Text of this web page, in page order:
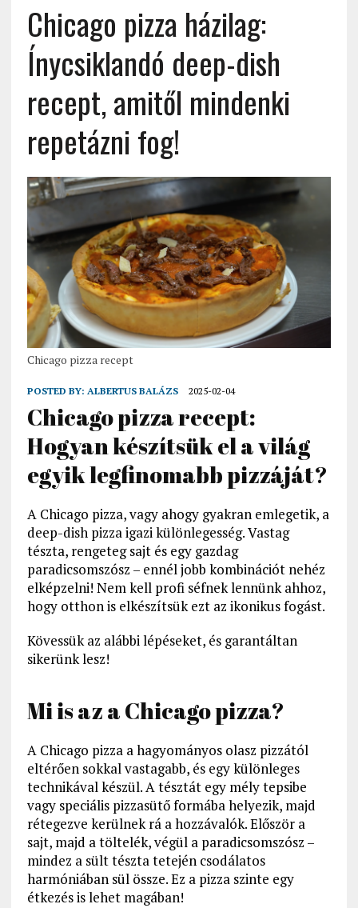
Chicago pizza házilag:
Ínycsiklandó deep-dish
recept, amitől mindenki
repetázni fog!
Chicago pizza recept
POSTED BY: ALBERTUS BALÁZS 2025-02-04
Chicago pizza recept:
Hogyan készítsük el a világ
egyik legfinomabb pizzáját?
A Chicago pizza, vagy ahogy gyakran emlegetik, a
deep-dish pizza igazi különlegesség. Vastag
tészta, rengeteg sajt és egy gazdag
paradicsomszósz – ennél jobb kombinációt nehéz
elképzelni! Nem kell profi séfnek lennünk ahhoz,
hogy otthon is elkészítsük ezt az ikonikus fogást.
Kövessük az alábbi lépéseket, és garantáltan
sikerünk lesz!
Mi is az a Chicago pizza?
A Chicago pizza a hagyományos olasz pizzától
eltérően sokkal vastagabb, és egy különleges
technikával készül. A tésztát egy mély tepsibe
vagy speciális pizzasütő formába helyezik, majd
rétegezve kerülnek rá a hozzávalók. Először a
sajt, majd a töltelék, végül a paradicsomszósz –
mindez a sült tészta tetején csodálatos
harmóniában sül össze. Ez a pizza szinte egy
étkezés is lehet magában!